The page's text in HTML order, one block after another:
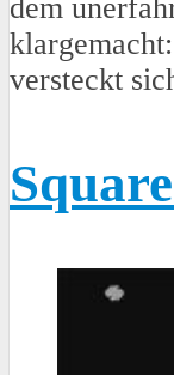
dem
versteckt